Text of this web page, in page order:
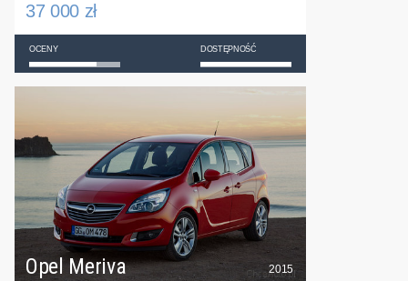
37 000 zł
OCENY DOSTĘPNOŚĆ
Opel Meriva 2015